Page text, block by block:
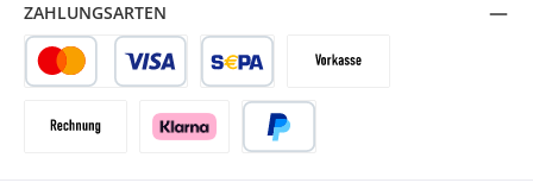
ZAHLUNGSARTEN
SEPA LastschriftVorkasse